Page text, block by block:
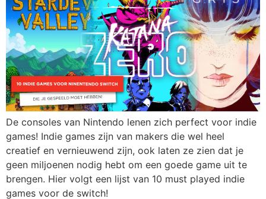
De consoles van Nintendo lenen zich perfect voor indie
games! Indie games zijn van makers die wel heel
creatief en vernieuwend zijn, ook laten ze zien dat je
geen miljoenen nodig hebt om een goede game uit te
brengen. Hier volgt een lijst van 10 must played indie
games voor de switch!